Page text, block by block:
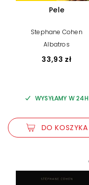
Pele
Stephane Cohen
Albatros
33,93 zł
WYSYŁAMY W 24H
DO KOSZYKA